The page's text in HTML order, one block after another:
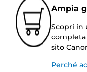
Ampia
Scopri in
completa
sito
Perché